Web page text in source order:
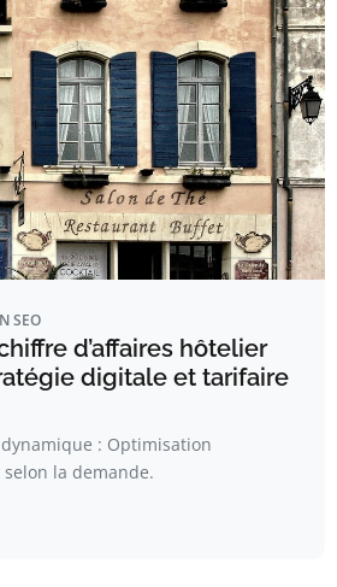
SEO
d’affaires hôtelier
digitale et tarifaire
dynamique : Optimisation
la demande.